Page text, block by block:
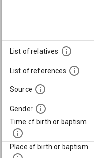
List of relatives
List of references
Source
Gender
Time of birth or baptism
Place of birth or baptism